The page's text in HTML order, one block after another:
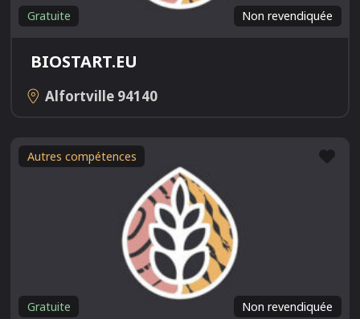
Non revendiquée
Gratuite
BIOSTART.EU
Alfortville 94140
Autres compétences
Non revendiquée
Gratuite